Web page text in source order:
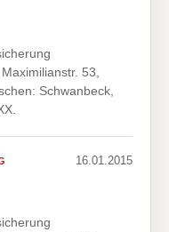
53,
Schwanbeck,
16.01.2015